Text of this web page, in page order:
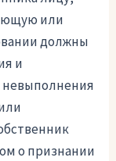
или
должны
и
невыполнения
о признании